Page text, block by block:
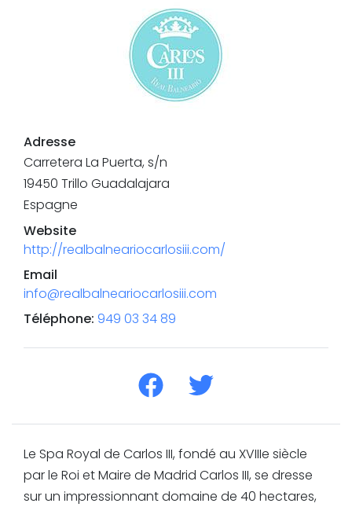
Adresse
Carretera La Puerta, s/n
19450 Trillo Guadalajara
Espagne
Website
http://realbalneariocarlosiii.com/
Email
info@realbalneariocarlosiii.com
Téléphone: 949 03 34 89
Le Spa Royal de Carlos III, fondé au XVIIIe siècle
par le Roi et Maire de Madrid Carlos III, se dresse
sur un impressionnant domaine de 40 hectares,